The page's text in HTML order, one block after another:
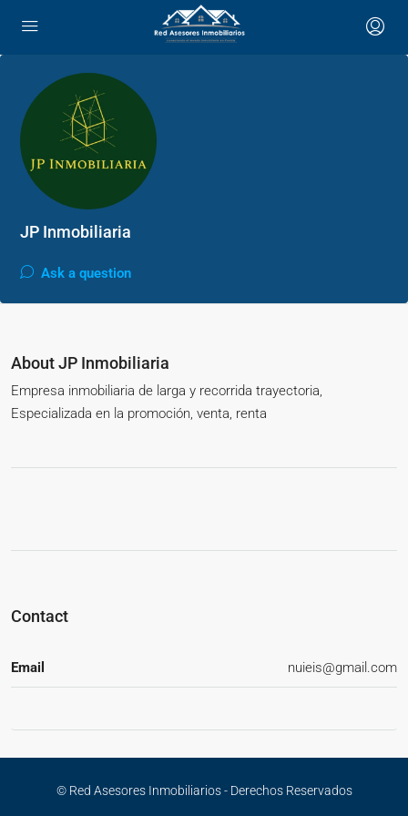
JP Inmobiliaria
Ask a question
About JP Inmobiliaria
Empresa inmobiliaria de larga y recorrida trayectoria,
Especializada en la promoción, venta, renta
Contact
Email nuieis@gmail.com
© Red Asesores Inmobiliarios - Derechos Reservados